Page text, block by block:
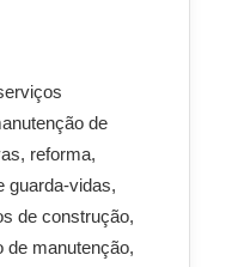
de
reforma,
guarda-vidas,
de construção,
de manutenção,